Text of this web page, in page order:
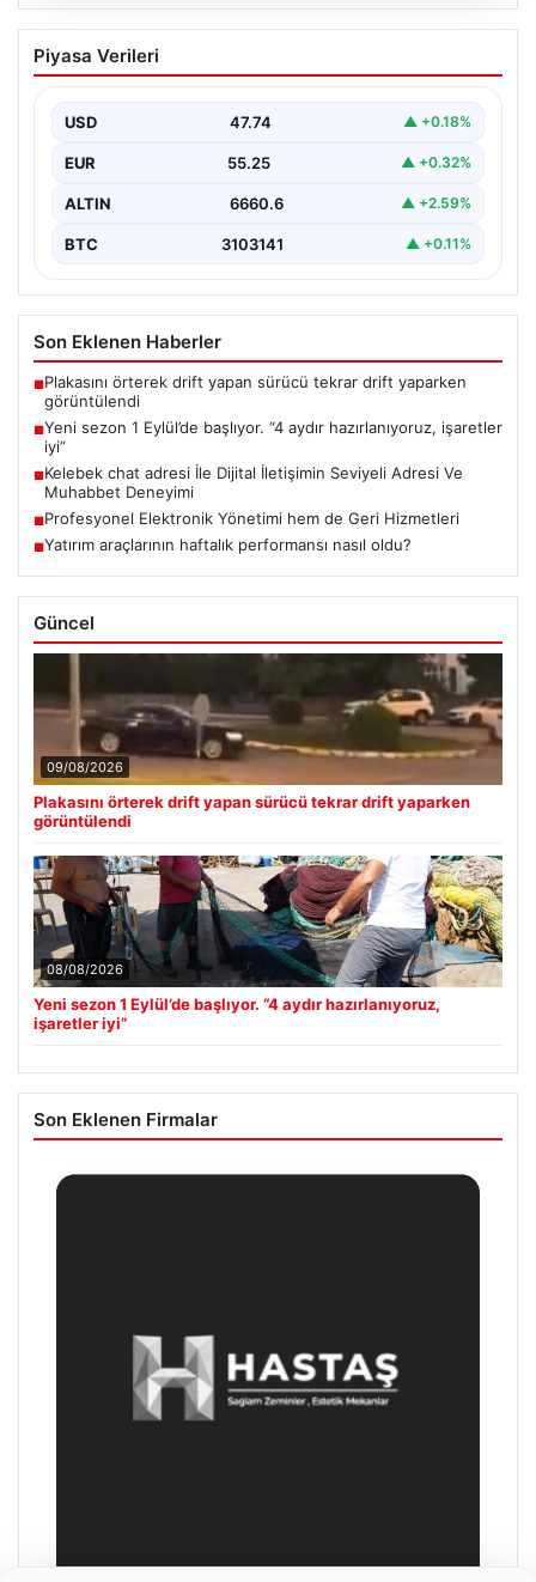
Yeni sezon 1 Eylül’de başlıyor. “4 aydır
hazırlanıyoruz, işaretler iyi”
Sayıyor", "content": "Karadeniz bölgesinde balıkçılık
sektörü,…
Piyasa Verileri
USD 47.74 ▲ +0.18%
EUR 55.25 ▲ +0.32%
ALTIN 6660.6 ▲ +2.59%
BTC 3103141 ▲ +0.11%
Son Eklenen Haberler
■Plakasını örterek drift yapan sürücü tekrar drift yaparken
görüntülendi
■Yeni sezon 1 Eylül’de başlıyor. “4 aydır hazırlanıyoruz, işaretler
iyi”
■Kelebek chat adresi İle Dijital İletişimin Seviyeli Adresi Ve
Muhabbet Deneyimi
■Profesyonel Elektronik Yönetimi hem de Geri Hizmetleri
■Yatırım araçlarının haftalık performansı nasıl oldu?
Güncel
09/08/2026
Plakasını örterek drift yapan sürücü tekrar drift yaparken
görüntülendi
08/08/2026
Yeni sezon 1 Eylül’de başlıyor. “4 aydır hazırlanıyoruz,
işaretler iyi”
Son Eklenen Firmalar